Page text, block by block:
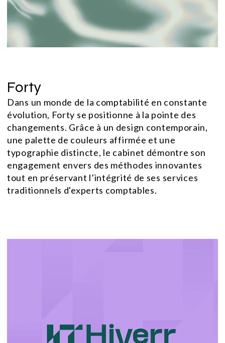
Forty
Dans un monde de la comptabilité en constante
évolution, Forty se positionne à la pointe des
changements. Grâce à un design contemporain,
une palette de couleurs affirmée et une
typographie distincte, le cabinet démontre son
engagement envers des méthodes innovantes
tout en préservant l’intégrité de ses services
traditionnels d'experts comptables.